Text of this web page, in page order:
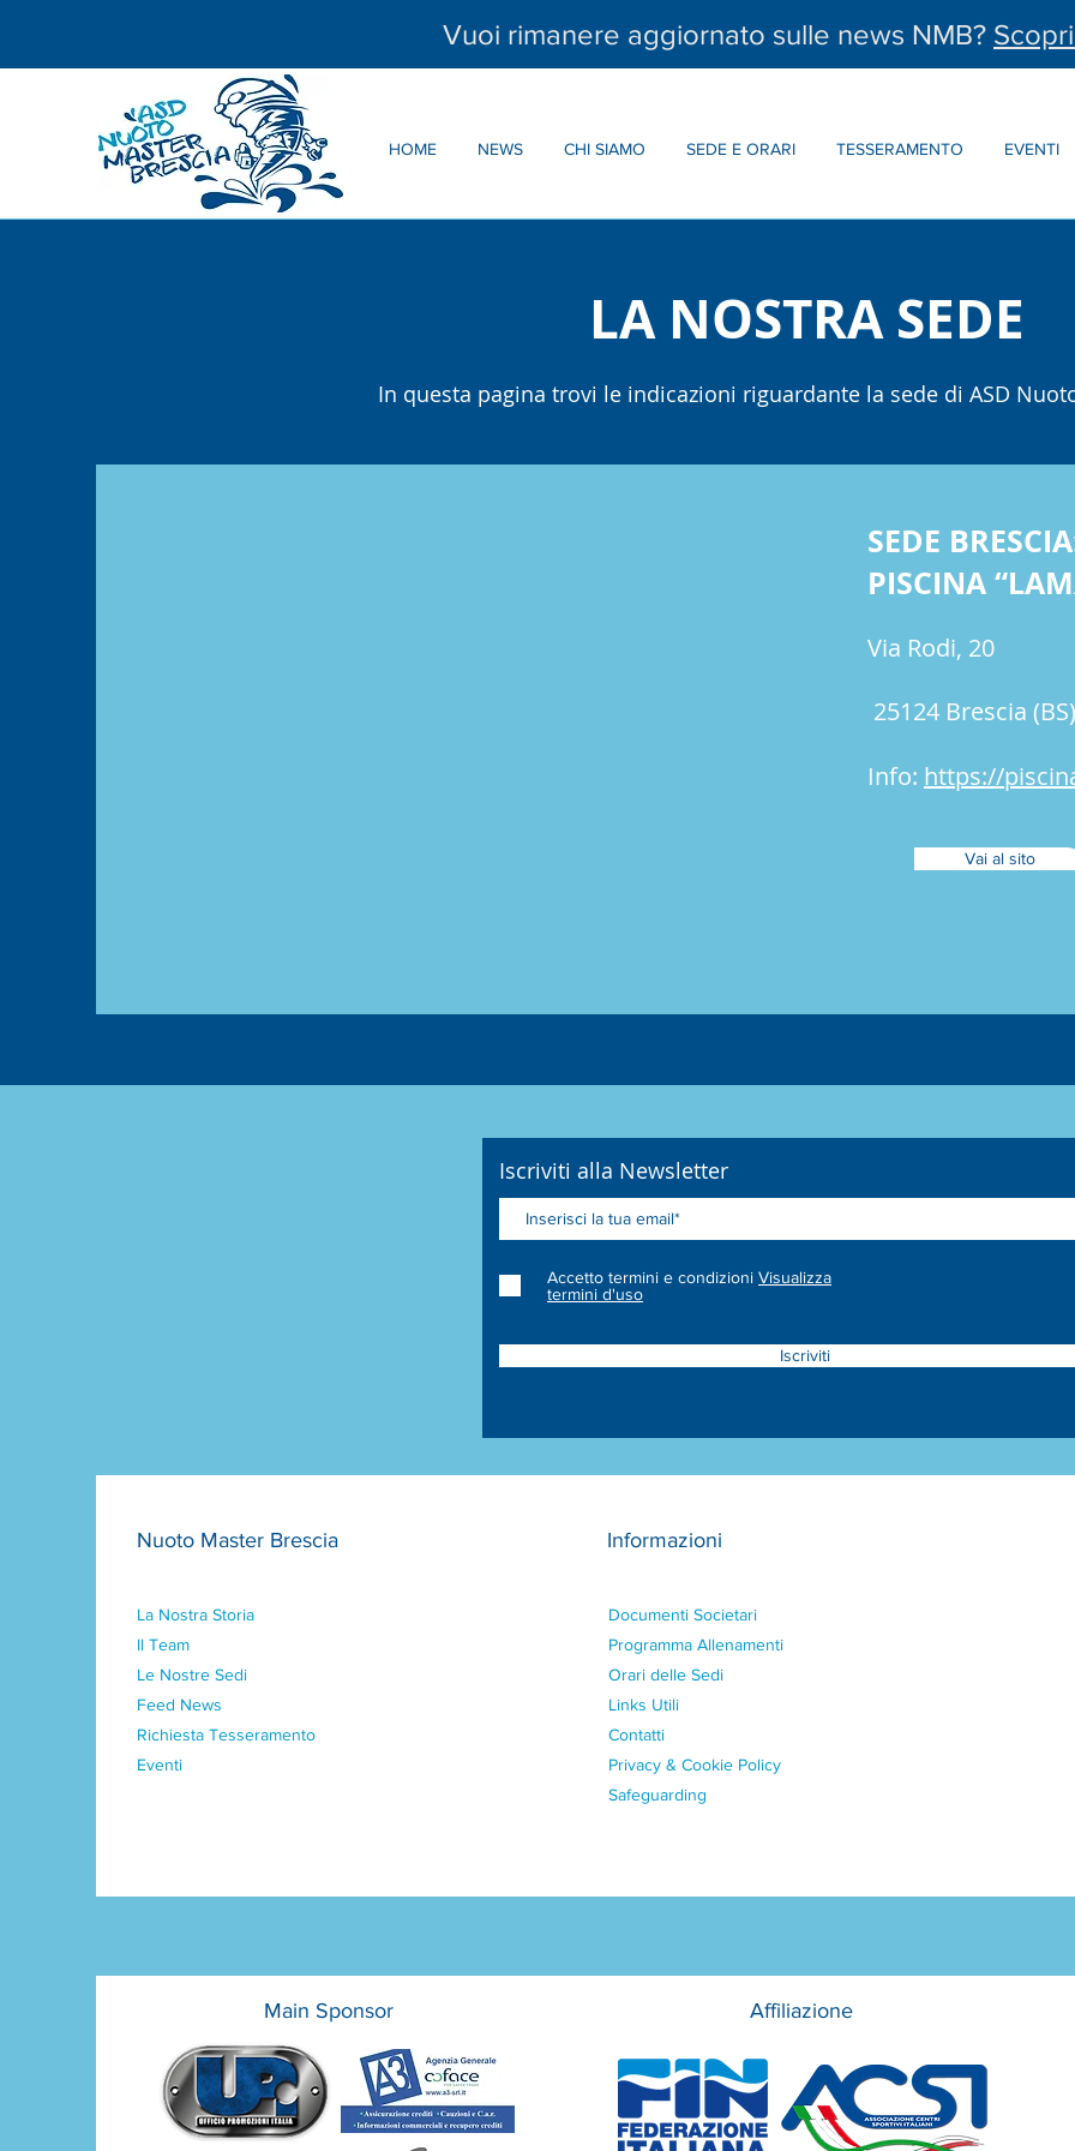
Vuoi rimanere aggiornato sulle news NMB?
HOME NEWS CHI SIAMO SEDE E ORARI TESSERAMENTO EVENTI
LA NOSTRA SEDE
In questa pagina trovi le indicazioni riguardante la sede di ASD
SEDE
PISCINA
Via Rodi, 20
25124 Brescia (BS)
Info: https://
Vai al sito
Iscriviti alla Newsletter
Accetto termini e condizioni Visualizza
termini d'uso
Iscriviti
Nuoto Master Brescia
La Nostra Storia
Il Team
Le Nostre Sedi
Feed News
Richiesta Tesseramento
Eventi
Informazioni
Documenti Societari
Programma Allenamenti
Orari delle Sedi
Links Utili
Contatti
Privacy & Cookie Policy
Safeguarding
Main Sponsor Affiliazione